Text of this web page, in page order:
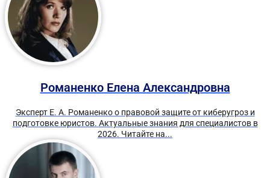
Романенко Елена Александровна
Эксперт Е. А. Романенко о правовой защите от киберугроз и
подготовке юристов. Актуальные знания для специалистов в
2026. Читайте на...